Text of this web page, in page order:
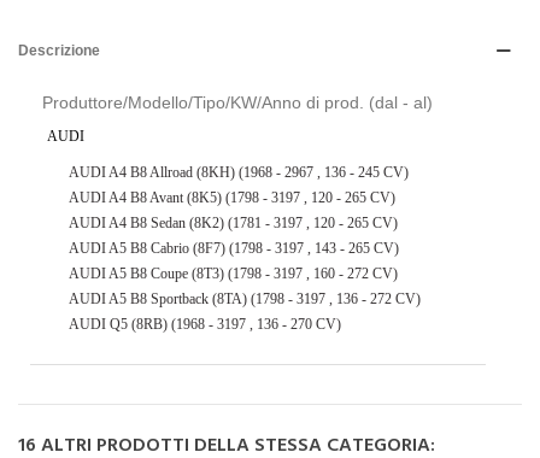
Descrizione
Produttore/Modello/Tipo/KW/Anno di prod. (dal - al)
AUDI
AUDI A4 B8 Allroad (8KH) (1968 - 2967 , 136 - 245 CV)
AUDI A4 B8 Avant (8K5) (1798 - 3197 , 120 - 265 CV)
AUDI A4 B8 Sedan (8K2) (1781 - 3197 , 120 - 265 CV)
AUDI A5 B8 Cabrio (8F7) (1798 - 3197 , 143 - 265 CV)
AUDI A5 B8 Coupe (8T3) (1798 - 3197 , 160 - 272 CV)
AUDI A5 B8 Sportback (8TA) (1798 - 3197 , 136 - 272 CV)
AUDI Q5 (8RB) (1968 - 3197 , 136 - 270 CV)
16 ALTRI PRODOTTI DELLA STESSA CATEGORIA: